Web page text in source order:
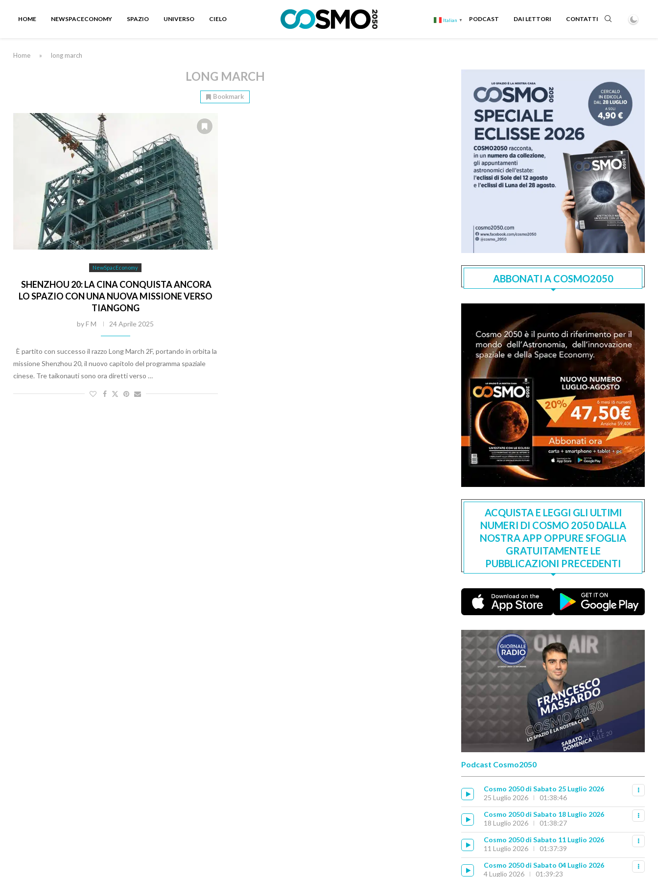
HOME NEWSPACECONOMY SPAZIO UNIVERSO CIELO Italian ▼ PODCAST DAI LETTORI CONTATTI
Home » long march
LONG MARCH
Bookmark
NewSpacEconomy
SHENZHOU 20: LA CINA CONQUISTA ANCORA
LO SPAZIO CON UNA NUOVA MISSIONE VERSO
TIANGONG
byF M 24 Aprile 2025
È partito con successo il razzo Long March 2F, portando in orbita la
missione Shenzhou 20, il nuovo capitolo del programma spaziale
cinese. Tre taikonauti sono ora diretti verso …
ABBONATI A COSMO2050
ACQUISTA E LEGGI GLI ULTIMI
NUMERI DI COSMO 2050 DALLA
NOSTRA APP OPPURE SFOGLIA
GRATUITAMENTE LE
PUBBLICAZIONI PRECEDENTI
Podcast Cosmo2050
Cosmo 2050 di Sabato 25 Luglio 2026
25 Luglio 2026
01:38:46
Cosmo 2050 di Sabato 18 Luglio 2026
18 Luglio 2026
01:38:27
Cosmo 2050 di Sabato 11 Luglio 2026
11 Luglio 2026
01:37:39
Cosmo 2050 di Sabato 04 Luglio 2026
4 Luglio 2026
01:39:23